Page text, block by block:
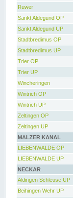
Ruwer
Sankt Aldegund OP
Sankt Aldegund UP
Stadtbredimus OP
Stadtbredimus UP
Trier OP
Trier UP
Wincheringen
Wintrich OP
Wintrich UP
Zeltingen OP
Zeltingen UP
MALZER KANAL
LIEBENWALDE OP
LIEBENWALDE UP
NECKAR
Aldingen Schleuse UP
Beihingen Wehr UP